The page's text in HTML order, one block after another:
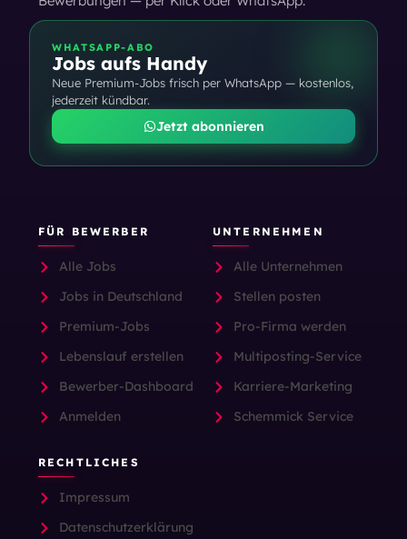
WHATSAPP-ABO
Jobs aufs Handy
Neue Premium-Jobs frisch per WhatsApp — kostenlos,
jederzeit kündbar.
Jetzt abonnieren
FÜR BEWERBER
Alle Jobs
Jobs in Deutschland
Premium-Jobs
Lebenslauf erstellen
Bewerber-Dashboard
Anmelden
UNTERNEHMEN
Alle Unternehmen
Stellen posten
Pro-Firma werden
Multiposting-Service
Karriere-Marketing
Schemmick Service
RECHTLICHES
Impressum
Datenschutzerklärung